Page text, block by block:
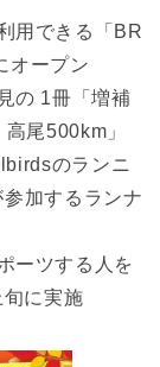
用できる「BR
オープン
の 1冊「増補
尾500km」
のランニ
加するランナ
ーツする人を
に実施